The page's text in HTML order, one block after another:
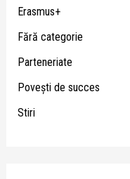
Erasmus+
Fără categorie
Parteneriate
Poveşti de succes
Stiri